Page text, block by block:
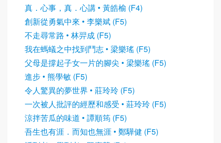
真．心事，真．心講 • 黃皓榆 (F4)
創新從勇氣中來 • 李樂斌 (F5)
不走尋常路 • 林羿成 (F5)
我在螞蟻之中找到鬥志 • 梁樂瑤 (F5)
父母是撐起子女一片的腳尖 • 梁樂瑤 (F5)
進步 • 熊學敏 (F5)
令人驚異的夢世界 • 莊玲玲 (F5)
一次被人批評的經歷和感受 • 莊玲玲 (F5)
涼拌苦瓜的味道 • 譚順筠 (F5)
吾生也有涯．而知也無涯 • 鄭驊健 (F5)